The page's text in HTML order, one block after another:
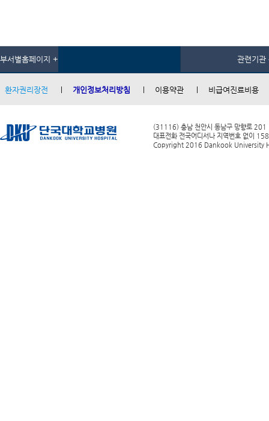
부서별홈페이지 + 관련기관
환자권리장전 개인정보처리방침 이용약관 비급여진료비용
(31116) 충남 천안시 동남구 망향로 201
대표전화 전국어디서나 지역번호 없이
Copyright 2016 Dankook University